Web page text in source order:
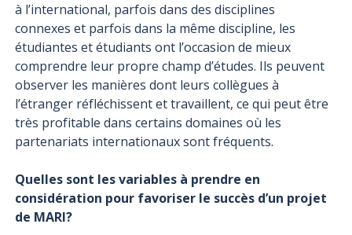
à l’international, parfois dans des disciplines
connexes et parfois dans la même discipline, les
étudiantes et étudiants ont l’occasion de mieux
comprendre leur propre champ d’études. Ils peuvent
observer les manières dont leurs collègues à
l’étranger réfléchissent et travaillent, ce qui peut être
très profitable dans certains domaines où les
partenariats internationaux sont fréquents.
Quelles sont les variables à prendre en
considération pour favoriser le succès d’un projet
de MARI?